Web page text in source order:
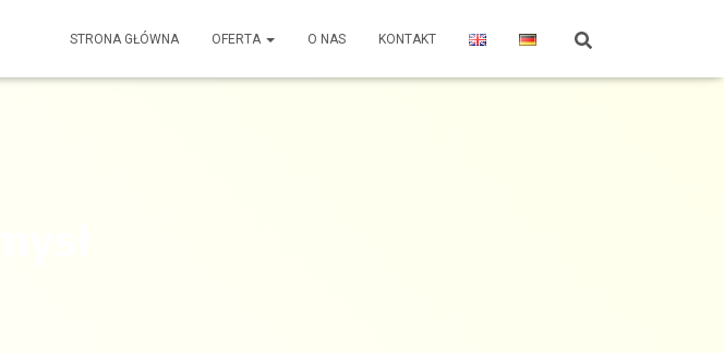
STRONA GŁÓWNA OFERTA O NAS KONTAKT